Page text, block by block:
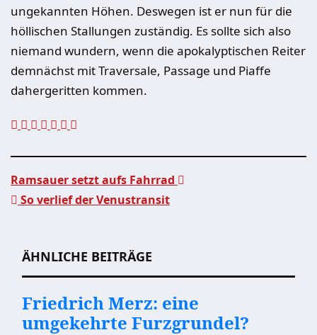
ungekannten Höhen. Deswegen ist er nun für die
höllischen Stallungen zuständig. Es sollte sich also
niemand wundern, wenn die apokalyptischen Reiter
demnächst mit Traversale, Passage und Piaffe
dahergeritten kommen.
Ramsauer setzt aufs Fahrrad
So verlief der Venustransit
ÄHNLICHE BEITRÄGE
Friedrich Merz: eine
umgekehrte Furzgrundel?